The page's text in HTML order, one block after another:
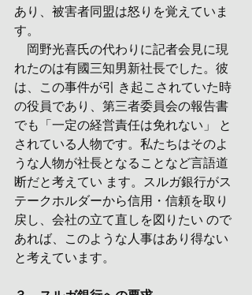
あり、被害者同盟は怒りを覚えていま
す。
岡野光喜氏の代わりに記者会見に現
れたのは有國三知男新社長でした。彼
は、この事件が引 き起こされていた時
の役員であり、第三者委員会の報告書
でも「一定の経営責任は免れない」 と
されている人物です。私たちはそのよ
うな人物が社長となることなど言語道
断だと考えてい ます。スルガ銀行がス
テークホルダーから信用・信頼を取り
戻し、会社の立て直しを図りたい ので
あれば、このような人事はあり得ない
と考えています。